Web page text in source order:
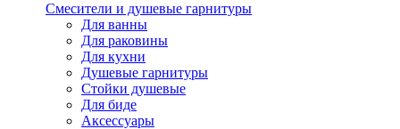
Смесители и душевые гарнитуры
Для ванны
Для раковины
Для кухни
Душевые гарнитуры
Стойки душевые
Для биде
Аксессуары